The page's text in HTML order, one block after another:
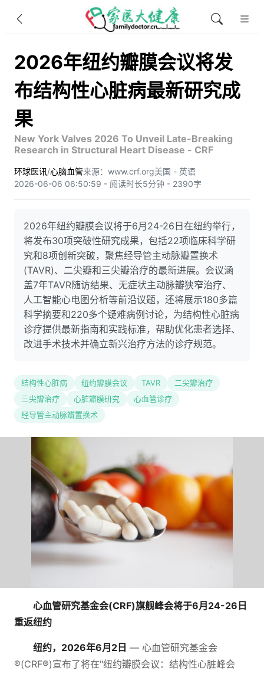
2026年纽约瓣膜会议将发
布结构性心脏病最新研究成
果
New York Valves 2026 To Unveil Late-Breaking
Research in Structural Heart Disease - CRF
环球医讯/心脑血管来源：www.crf.org美国 - 英语
2026-06-06 06:50:59 - 阅读时长5分钟 - 2390字
2026年纽约瓣膜会议将于6月24-26日在纽约举行，
将发布30项突破性研究成果，包括22项临床科学研
究和8项创新突破，聚焦经导管主动脉瓣置换术
(TAVR)、二尖瓣和三尖瓣治疗的最新进展。会议涵
盖7年TAVR随访结果、无症状主动脉瓣狭窄治疗、
人工智能心电图分析等前沿议题，还将展示180多篇
科学摘要和220多个疑难病例讨论，为结构性心脏病
诊疗提供最新指南和实践标准，帮助优化患者选择、
改进手术技术并确立新兴治疗方法的诊疗规范。
结构性心脏病 纽约瓣膜会议 TAVR
二尖瓣治疗
三尖瓣治疗
心脏瓣膜研究
心血管诊疗
经导管主动脉瓣置换术
心血管研究基金会(CRF)旗舰峰会将于6月24-26日
重返纽约
纽约，2026年6月2日 — 心血管研究基金会
®(CRF®)宣布了将在"纽约瓣膜会议：结构性心脏峰会